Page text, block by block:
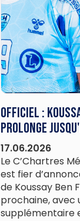
Officiel :
prolonge
17.06.2026
Le C’Chartres
est fier
de Koussay Ben
prochaine, avec
supplémentaire